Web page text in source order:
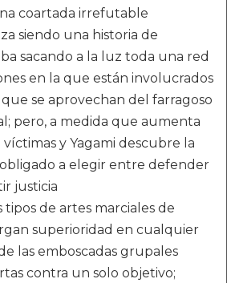
coartada irrefutable
siendo una historia de
sacando a la luz toda una red
en la que están involucrados
se aprovechan del farragoso
pero, a medida que aumenta
y Yagami descubre la
a elegir entre defender
justicia
tipos de artes marciales de
superioridad en cualquier
las emboscadas grupales
contra un solo objetivo;